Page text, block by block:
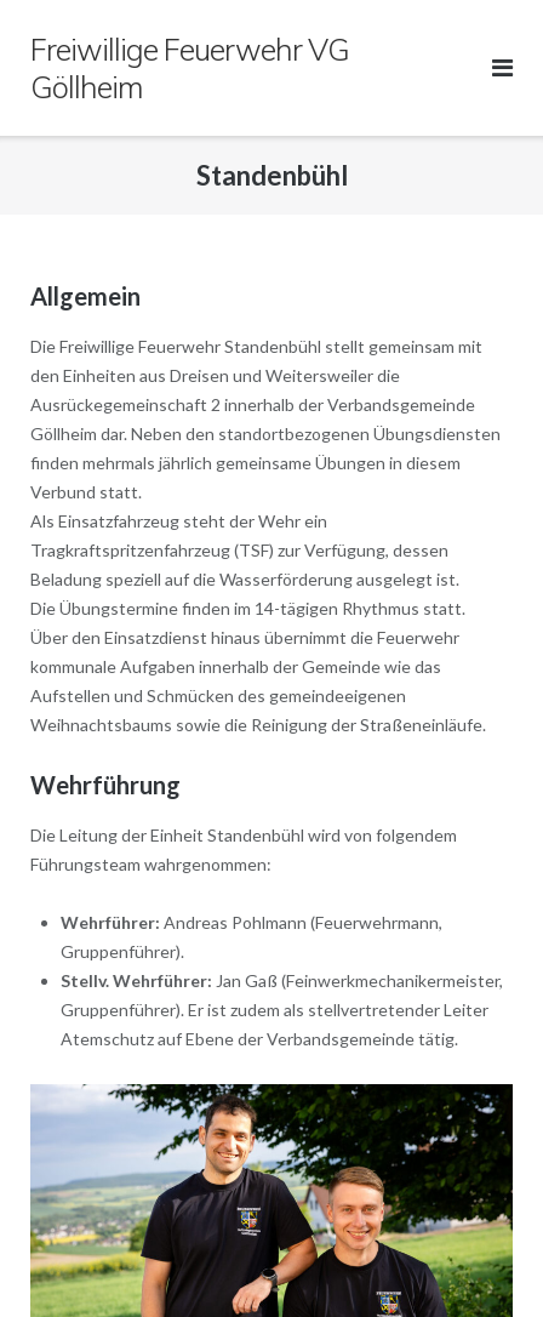
Freiwillige Feuerwehr VG
Göllheim
Standenbühl
Allgemein
Die Freiwillige Feuerwehr Standenbühl stellt gemeinsam mit
den Einheiten aus Dreisen und Weitersweiler die
Ausrückegemeinschaft 2 innerhalb der Verbandsgemeinde
Göllheim dar. Neben den standortbezogenen Übungsdiensten
finden mehrmals jährlich gemeinsame Übungen in diesem
Verbund statt.
Als Einsatzfahrzeug steht der Wehr ein
Tragkraftspritzenfahrzeug (TSF) zur Verfügung, dessen
Beladung speziell auf die Wasserförderung ausgelegt ist.
Die Übungstermine finden im 14-tägigen Rhythmus statt.
Über den Einsatzdienst hinaus übernimmt die Feuerwehr
kommunale Aufgaben innerhalb der Gemeinde wie das
Aufstellen und Schmücken des gemeindeeigenen
Weihnachtsbaums sowie die Reinigung der Straßeneinläufe.
Wehrführung
Die Leitung der Einheit Standenbühl wird von folgendem
Führungsteam wahrgenommen:
Wehrführer: Andreas Pohlmann (Feuerwehrmann,
Gruppenführer).
Stellv. Wehrführer: Jan Gaß (Feinwerkmechanikermeister,
Gruppenführer). Er ist zudem als stellvertretender Leiter
Atemschutz auf Ebene der Verbandsgemeinde tätig.